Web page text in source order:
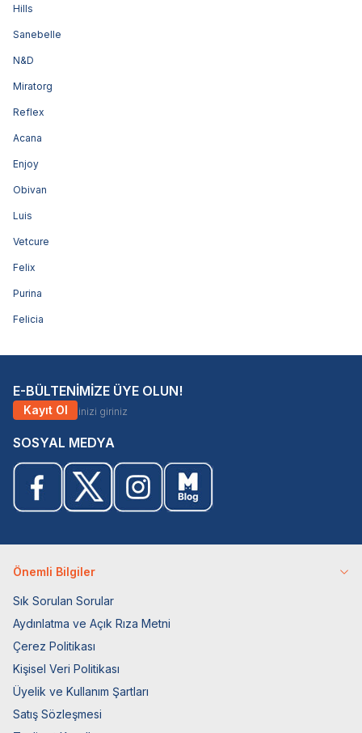
Hills
Sanebelle
N&D
Miratorg
Reflex
Acana
Enjoy
Obivan
Luis
Vetcure
Felix
Purina
Felicia
E-BÜLTENİMİZE ÜYE OLUN!
Kayıt Ol
SOSYAL MEDYA
Önemli Bilgiler
Sık Sorulan Sorular
Aydınlatma ve Açık Rıza Metni
Çerez Politikası
Kişisel Veri Politikası
Üyelik ve Kullanım Şartları
Satış Sözleşmesi